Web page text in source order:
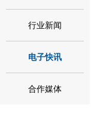
行业新闻
电子快讯
合作媒体